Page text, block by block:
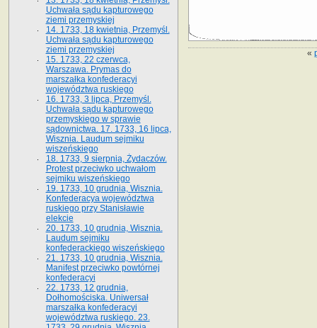
«
Uchwała sądu kapturowego
ziemi przemyskiej
14. 1733, 18 kwietnia, Przemyśl.
Uchwała sądu kapturowego
ziemi przemyskiej
15. 1733, 22 czerwca,
Warszawa. Prymas do
marszałka konfederacyi
województwa ruskiego
16. 1733, 3 lipca, Przemyśl.
Uchwała sądu kapturowego
przemyskiego w sprawie
sądownictwa. 17. 1733, 16 lipca,
Wisznia. Laudum sejmiku
wiszeńskiego
18. 1733, 9 sierpnia, Żydaczów.
Protest przeciwko uchwałom
sejmiku wiszeńskiego
19. 1733, 10 grudnia, Wisznia.
Konfederacya województwa
ruskiego przy Stanisławie
elekcie
20. 1733, 10 grudnia, Wisznia.
Laudum sejmiku
konfederackiego wiszeńskiego
21. 1733, 10 grudnia, Wisznia.
Manifest przeciwko powtórnej
konfederacyi
22. 1733, 12 grudnia,
Dołhomościska. Uniwersał
marszałka konfederacyi
województwa ruskiego. 23.